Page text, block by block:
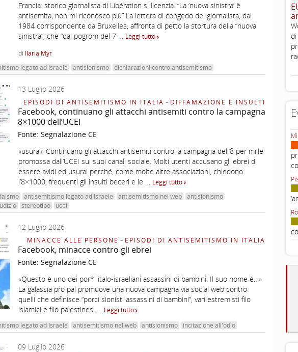
Francia: storico giornalista di Libération si licenzia. “La ‘nuova sinistra’ è
antisemita, non mi riconosco più” La lettera di congedo del giornalista, dal
1984 corrispondente da Bruxelles, affronta di petto la stortura della “nuova
sinistra”, che “dal pogrom del 7 … Leggi tutto
di Ilaria Myr
legato ad Israele antisionismo dichiarazioni contro antisemitismo
13 Luglio 2026
EPISODI DI ANTISEMITISMO IN ITALIA – DIFFAMAZIONE E INSULTI
Facebook, continuano gli attacchi antisemiti contro la campagna
8×1000 dell’UCEI
Fonte: Segnalazione CE
«usurai» Continuano gli attacchi antisemiti contro la campagna dell’8 per mille
promossa dall’UCEI sui suoi canali sociale. Molti utenti accusano gli ebrei di
essere avidi ed usurai perché, come molte altre associazioni, chiedono
l’8×1000, frequenti gli insulti beceri e le … Leggi tutto
antisemitismo legato ad Israele antisemitismo nel web
antisionismo
stereotipo ucei
12 Luglio 2026
MINACCE ALLE PERSONE – EPISODI DI ANTISEMITISMO IN ITALIA
Facebook, minacce contro gli ebrei
Fonte: Segnalazione CE
«Questo è uno dei por*i italo-israeliani assassini di bambini. Il suo nome è…»
La galassia pro pal promuove una nuova campagna via social web contro
quelli che definisce “porci sionisti assassini di bambini”, vari estremisti filo
islamici e filo palestinesi … Leggi tutto
legato ad Israele antisemitismo nel web antisionismo incitazione all'odio
09 Luglio 2026